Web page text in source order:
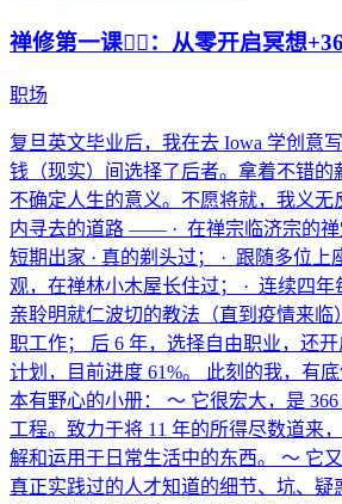
禅修第一课🧘‍♀️：从零开启冥想
职场
复旦英文毕业后，我在去 Iowa 学创意
钱（现实）间选择了后者。拿着不错的
不确定人生的意义。不愿将就，我义无
内寻去的道路 —— · 在禅宗临济宗的禅
短期出家 · 真的剃头过； · 跟随多位上
观，在禅林小木屋长住过； · 连续四
亲聆明就仁波切的教法（直到疫情来
职工作； 后 6 年，选择自由职业，还
计划，目前进度 61%。 此刻的我，有
本有野心的小册： ～ 它很宏大，是
工程。致力于将 11 年的所得尽数道来
解和运用于日常生活中的东西。 ～ 它
真正实践过的人才知道的细节、坑、疑